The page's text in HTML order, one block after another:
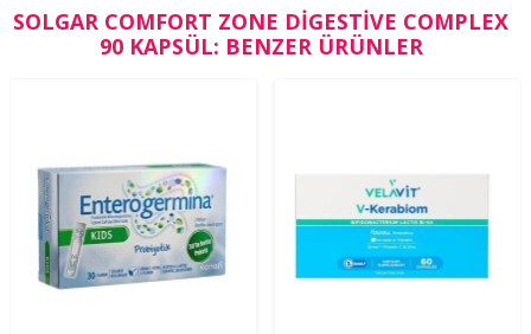
SOLGAR COMFORT ZONE DIGESTIVE COMPLEX
90 KAPSÜL: BENZER ÜRÜNLER